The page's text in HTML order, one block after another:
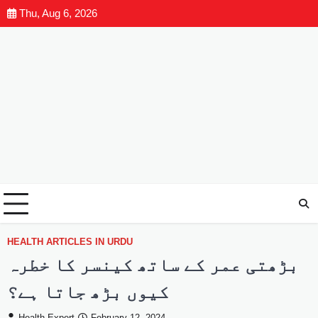
Thu, Aug 6, 2026
HEALTH ARTICLES IN URDU
بڑھتی عمر کے ساتھ کینسر کا خطرہ
کیوں بڑھ جاتا ہے؟